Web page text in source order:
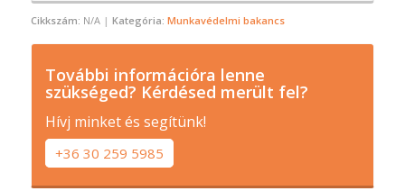
Cikkszám: N/A Kategória: Munkavédelmi bakancs
További információra lenne
szükséged? Kérdésed merült fel?
Hívj minket és segítünk!
+36 30 259 5985